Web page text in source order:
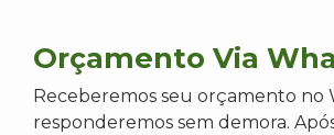
Orçamento Via
Receberemos seu orçamento no
responderemos sem demora.